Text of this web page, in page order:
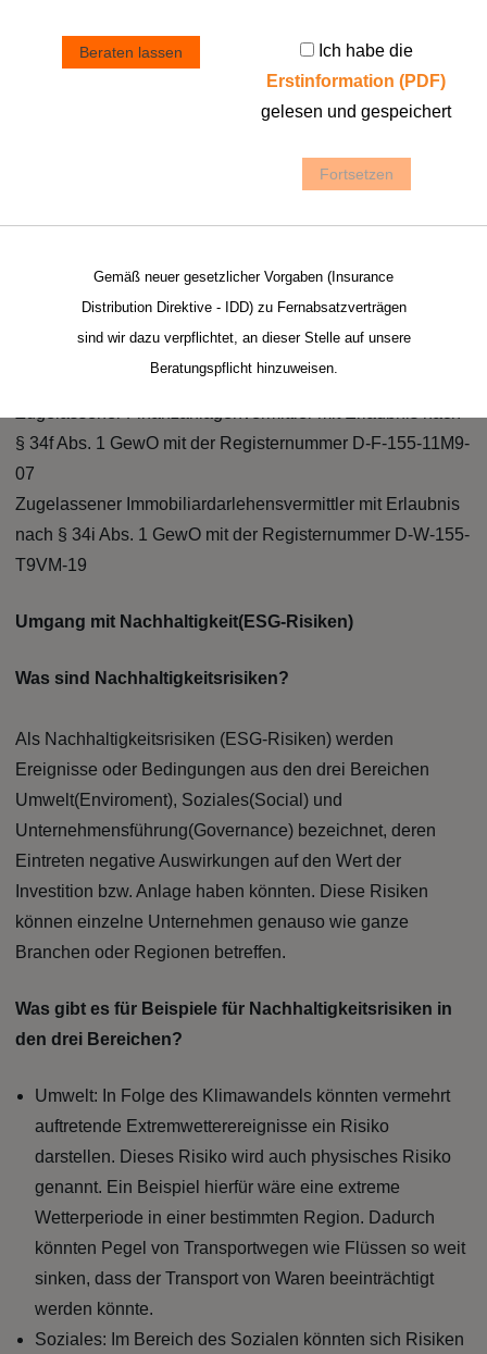
Zugelassener Versicherungsmakler mit Erlaubnis nach §
34d Abs. 1 Z. 2 GewO mit der Registernummer D-JPXX-
§ 34f Abs. 1 GewO mit der Registernummer D-F-155-11M9-
07
Zugelassener Immobiliardarlehensvermittler mit Erlaubnis
nach § 34i Abs. 1 GewO mit der Registernummer D-W-155-
T9VM-19
Umgang mit Nachhaltigkeit(ESG-Risiken)
Was sind Nachhaltigkeitsrisiken?
Als Nachhaltigkeitsrisiken (ESG-Risiken) werden
Ereignisse oder Bedingungen aus den drei Bereichen
Umwelt(Enviroment), Soziales(Social) und
Unternehmensführung(Governance) bezeichnet, deren
Eintreten negative Auswirkungen auf den Wert der
Investition bzw. Anlage haben könnten. Diese Risiken
können einzelne Unternehmen genauso wie ganze
Branchen oder Regionen betreffen.
Was gibt es für Beispiele für Nachhaltigkeitsrisiken in
den drei Bereichen?
Umwelt: In Folge des Klimawandels könnten vermehrt
auftretende Extremwetterereignisse ein Risiko
darstellen. Dieses Risiko wird auch physisches Risiko
genannt. Ein Beispiel hierfür wäre eine extreme
Wetterperiode in einer bestimmten Region. Dadurch
könnten Pegel von Transportwegen wie Flüssen so weit
sinken, dass der Transport von Waren beeinträchtigt
werden könnte.
Soziales: Im Bereich des Sozialen könnten sich Risiken
Beraten lassen
Ich habe die
Erstinformation (PDF)
gelesen und gespeichert
Fortsetzen
Gemäß neuer gesetzlicher Vorgaben (Insurance
Distribution Direktive - IDD) zu Fernabsatzverträgen
sind wir dazu verpflichtet, an dieser Stelle auf unsere
Beratungspflicht hinzuweisen.